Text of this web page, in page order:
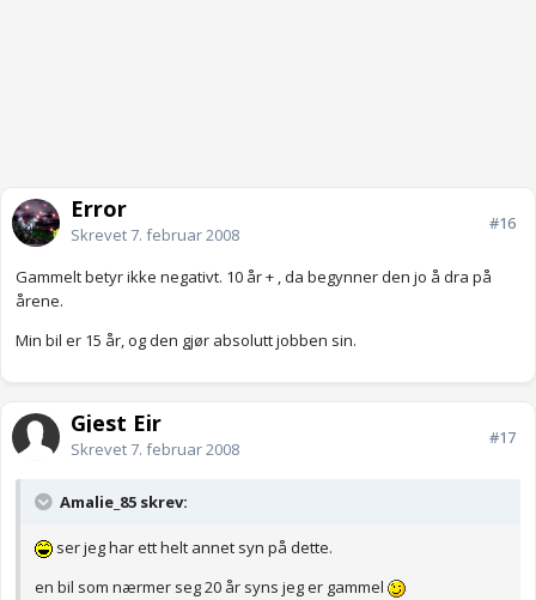
Error
Skrevet7. februar 2008
#16
Gammelt betyr ikke negativt. 10 år + , da begynner den jo å dra på
årene.
Min bil er 15 år, og den gjør absolutt jobben sin.
Gjest Eir
Skrevet7. februar 2008
#17
Amalie_85 skrev:
ser jeg har ett helt annet syn på dette.
en bil som nærmer seg 20 år syns jeg er gammel